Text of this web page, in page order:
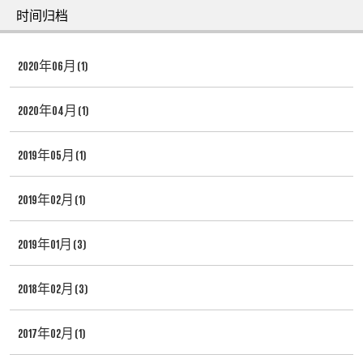
时间归档
2020年06月 (1)
2020年04月 (1)
2019年05月 (1)
2019年02月 (1)
2019年01月 (3)
2018年02月 (3)
2017年02月 (1)